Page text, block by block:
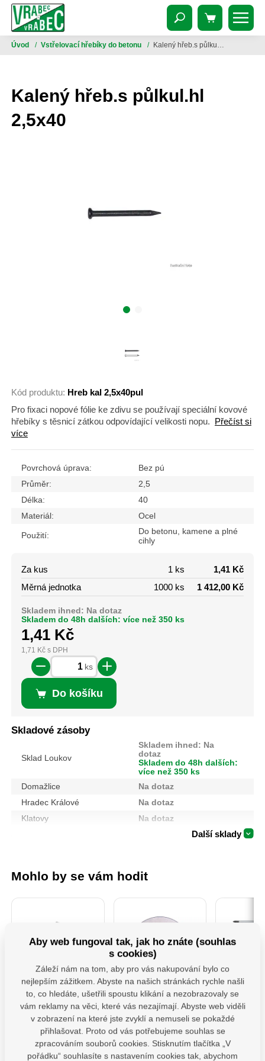
Úvod / Vstřelovací hřebíky do betonu / Kalený hřeb.s půlkul.hl 2,5x40
Kalený hřeb.s půlkul.hl
2,5x40
Kód produktu: Hreb kal 2,5x40pul
Pro fixaci nopové fólie ke zdivu se používají speciální kovové
hřebíky s těsnicí zátkou odpovídající velikosti nopu.
Přečíst si
více
Povrchová úprava:
Bez pú
Průměr:
2,5
Délka:
40
Materiál:
Ocel
Použití:
Do betonu, kamene a plné
cihly
Za kus 1 ks
1,41 Kč
Měrná jednotka
1000 ks 1 412,00 Kč
Skladem ihned: Na dotaz
Skladem do 48h dalších: více než 350 ks
1,41 Kč
1,71 Kčs DPH
ks
Do košíku
Skladové zásoby
Sklad Loukov
Skladem ihned: Na
dotaz
Skladem do 48h dalších:
více než 350 ks
Domažlice
Na dotaz
Hradec Králové
Na dotaz
Klatovy
Na dotaz
Další sklady
Mohlo by se vám hodit
PSS 80 ( 80x250x4)
Patka sloupku typu
"U" široká
Patka sloupu PSS je
určena pro montáž
dřevěných prvků k
betonu. Zajišťuje
odpovídající vzdálenost
106901-Kotouče
řezné na kov, 5ks,
115x1,0x22,2mm
Řezné a brusné
kotouče rozdělujeme do
tří kvalitativních řad
Extol Craft, Extol
Premium a Extol
Skladem 7 ks
která
nároky na
komfort
Aby web fungoval tak, jak ho znáte (souhlas
s cookies)
Záleží nám na tom, aby pro vás nakupování bylo co
nejlepším zážitkem. Abyste na našich stránkách rychle našli
to, co hledáte, ušetřili spoustu klikání a nezobrazovaly se
vám reklamy na věci, které vás nezajímají. Abyste web viděli
v zobrazení na které jste zvyklí a nemuseli se pokaždé
přihlašovat. Proto od vás potřebujeme souhlas se
zpracováním souborů cookies. Stisknutím tlačítka „V
pořádku“ souhlasíte s nastavením cookies tak, abychom